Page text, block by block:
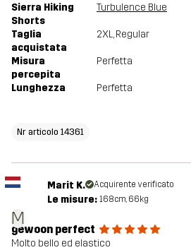
Sierra Hiking
Shorts
Turbulence Blue
Taglia
acquistata
2XL, Regular
Misura
percepita
Perfetta
Lunghezza Perfetta
Nr articolo 14361
M
Marit K. Acquirente verificato
Le misure: 168cm, 66kg
gewoon perfect
Molto bello ed elastico